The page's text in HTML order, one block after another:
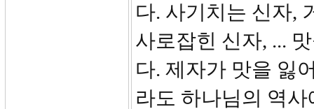
다. 사기치는 신자,
사로잡힌 신자, ...
다. 제자가 맛을 잃
라도 하나님의 역